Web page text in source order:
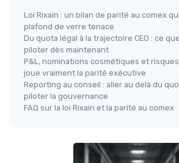
Loi Rixain : un bilan de parité au comex
plafond de verre tenace
Du quota légal à la trajectoire CEO : ce
piloter dès maintenant
P&L, nominations cosmétiques et
joue vraiment la parité exécutive
Reporting au conseil : aller au delà du
piloter la gouvernance
FAQ sur la loi Rixain et la parité au comex